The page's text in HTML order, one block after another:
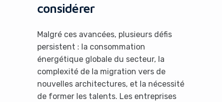
considérer
Malgré ces avancées, plusieurs défis
persistent : la consommation
énergétique globale du secteur, la
complexité de la migration vers de
nouvelles architectures, et la nécessité
de former les talents. Les entreprises